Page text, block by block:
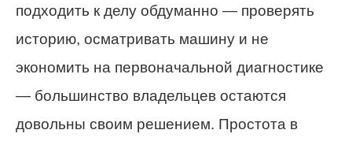
подходить к делу обдуманно — проверять
историю, осматривать машину и не
экономить на первоначальной диагностике
— большинство владельцев остаются
довольны своим решением. Простота в